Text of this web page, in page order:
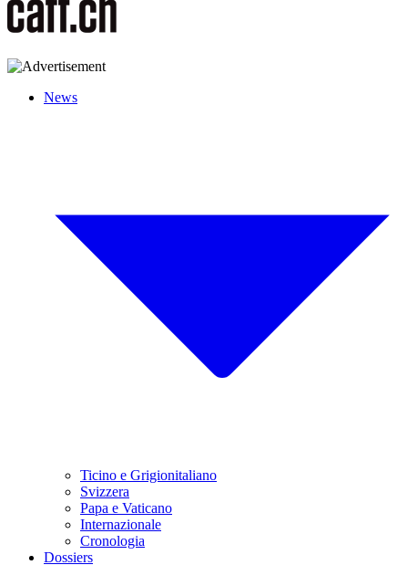
News
Ticino e Grigionitaliano
Svizzera
Papa e Vaticano
Internazionale
Cronologia
Dossiers